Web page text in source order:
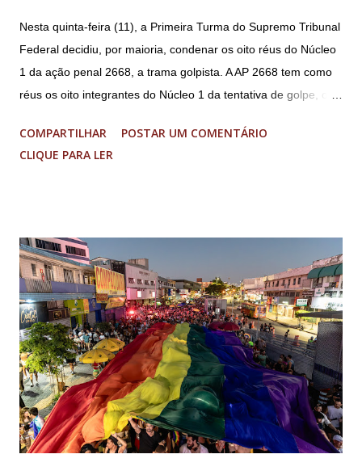
Nesta quinta-feira (11), a Primeira Turma do Supremo Tribunal
Federal decidiu, por maioria, condenar os oito réus do Núcleo
1 da ação penal 2668, a trama golpista. A AP 2668 tem como
réus os oito integrantes do Núcleo 1 da tentativa de golpe, ou
(PGR): o deputado federal Alexandre Ramagem, ex-diretor da
Agência Brasileira de Inteligência (Abin); o almirante Almir
Segurança Institucional (GSI); o tenente-coronel Mauro Cid,
ex-ajudante de ordens de Bolsonaro (réu-colaborador); o ex-
presidente da República Jair Bolsonaro; o general Paulo
Sérgio Nogueira, ex-ministro da Defesa; e o general da
reserva Walter Braga Netto, ex-ministro da Casa Civil e da
Defesa. A acusação envolveu os crimes de tentativa de
abolição violenta do Estado Democrático de Direito, golpe de
E...
COMPARTILHAR
POSTAR UM COMENTÁRIO
CLIQUE PARA LER